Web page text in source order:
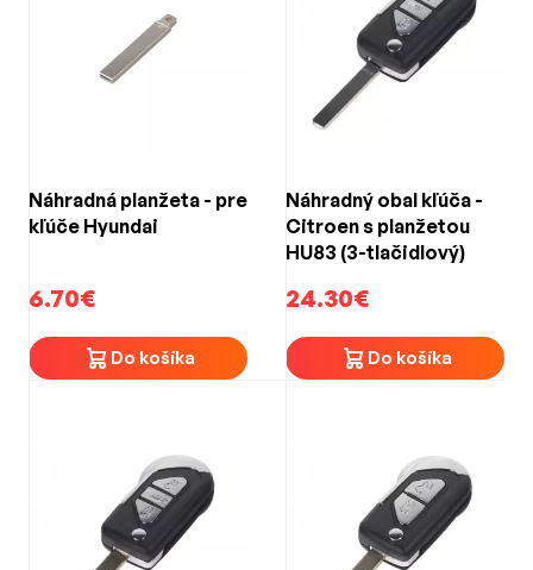
Náhradná planžeta - pre
kľúče Hyundai
6.70€
Do košíka
Náhradný obal kľúča -
Citroen s planžetou
HU83 (3-tlačidlový)
24.30€
Do košíka